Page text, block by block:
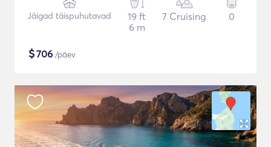
Jäigad täispuhutavad
19 ft
6 m
7 Cruising 0
$706 /päev